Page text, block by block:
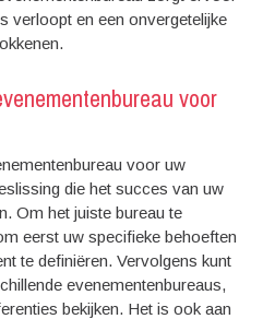
verloopt en een onvergetelijke
voor
voor uw
die het succes van uw
Om het juiste bureau te
eerst uw specifieke behoeften
te definiëren. Vervolgens kunt
evenementenbureaus,
bekijken. Het is ook aan